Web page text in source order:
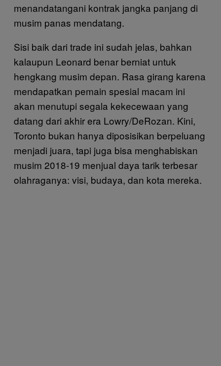
menandatangani kontrak jangka panjang di
musim panas mendatang.
Sisi baik dari trade ini sudah jelas, bahkan
kalaupun Leonard benar berniat untuk
hengkang musim depan. Rasa girang karena
mendapatkan pemain spesial macam ini
akan menutupi segala kekecewaan yang
datang dari akhir era Lowry/DeRozan. Kini,
Toronto bukan hanya diposisikan berpeluang
menjadi juara, tapi juga bisa menghabiskan
musim 2018-19 menjual daya tarik terbesar
olahraganya: visi, budaya, dan kota mereka.